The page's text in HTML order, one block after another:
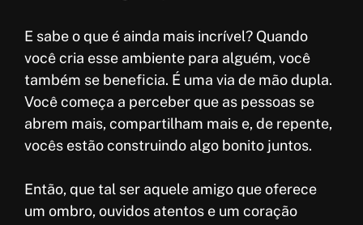
E sabe o que é ainda mais incrível? Quando
você cria esse ambiente para alguém, você
também se beneficia. É uma via de mão dupla.
Você começa a perceber que as pessoas se
abrem mais, compartilham mais e, de repente,
vocês estão construindo algo bonito juntos.
Então, que tal ser aquele amigo que oferece
um ombro, ouvidos atentos e um coração